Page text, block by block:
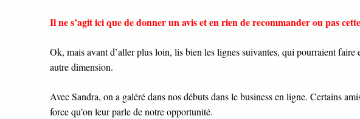
Il ne s’agit ici que de donner un avis et en rien de recommander ou pas
Ok, mais avant d’aller plus loin, lis bien les lignes suivantes, qui pourraient faire
autre dimension.
Avec Sandra, on a galéré dans nos débuts dans le business en ligne. Certains
force qu’on leur parle de notre opportunité.